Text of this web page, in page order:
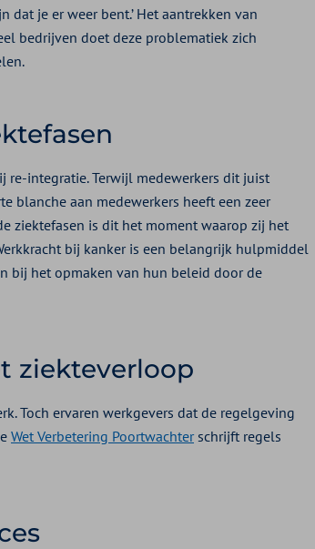
dat je er weer bent.’ Het aantrekken van
bedrijven doet deze problematiek zich
re-integratie. Terwijl medewerkers dit juist
blanche aan medewerkers heeft een zeer
ziektefasen is dit het moment waarop zij het
bij kanker is een belangrijk hulpmiddel
bij het opmaken van hun beleid door de
ziekteverloop
Toch ervaren werkgevers dat de regelgeving
Wet Verbetering Poortwachterschrijft regels